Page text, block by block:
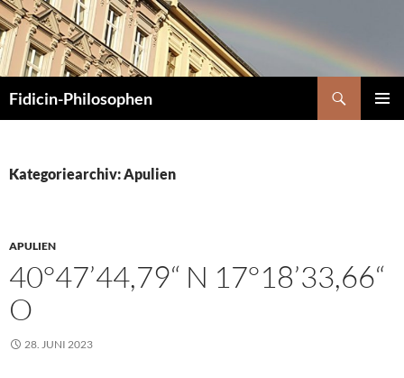
Zum
Inhalt
springen
Fidicin-Philosophen
Kategoriearchiv: Apulien
APULIEN
40°47’44,79“ N 17°18’33,66“
O
28. JUNI 2023